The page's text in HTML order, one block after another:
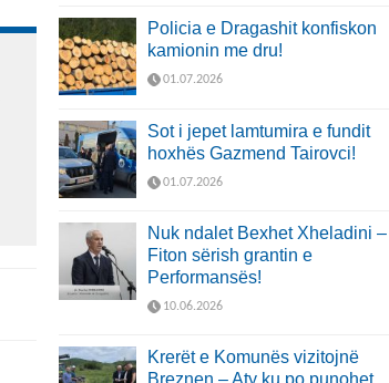
Policia e Dragashit konfiskon
kamionin me dru!
01.07.2026
Sot i jepet lamtumira e fundit
hoxhës Gazmend Tairovci!
01.07.2026
Nuk ndalet Bexhet Xheladini –
Fiton sërish grantin e
Performansës!
10.06.2026
Krerët e Komunës vizitojnë